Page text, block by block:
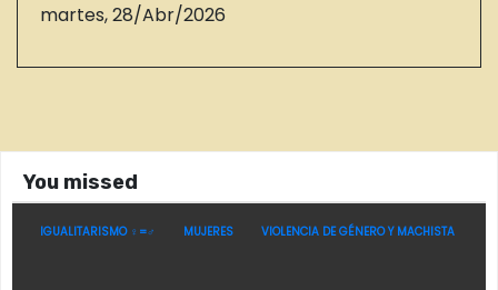
martes, 28/Abr/2026
You missed
IGUALITARISMO ♀=♂ MUJERES VIOLENCIA DE GÉNERO Y MACHISTA